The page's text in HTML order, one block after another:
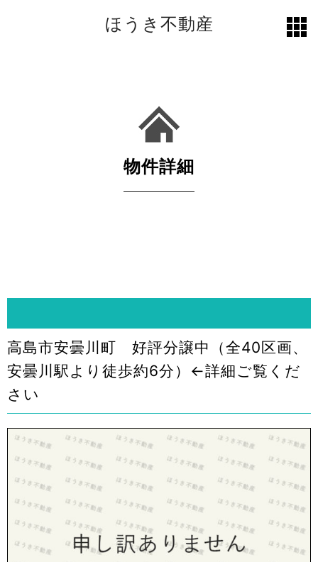
ほうき不動産
物件詳細
高島市安曇川町 好評分譲中（全40区画、
安曇川駅より徒歩約6分）←詳細ご覧くだ
さい